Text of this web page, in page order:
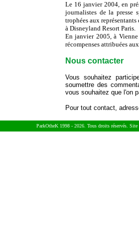
Le 16 janvier 2004, en
journalistes de la presse
trophées aux
à Disneyland Resort Paris.
En janvier 2005, à
récompenses attribuées
Nous contacter
Vous souhaitez
soumettre des
vous souhaitez que l'on
Pour tout contact,
ParkOtheK 1998 - 2026. Tous droits réservés.